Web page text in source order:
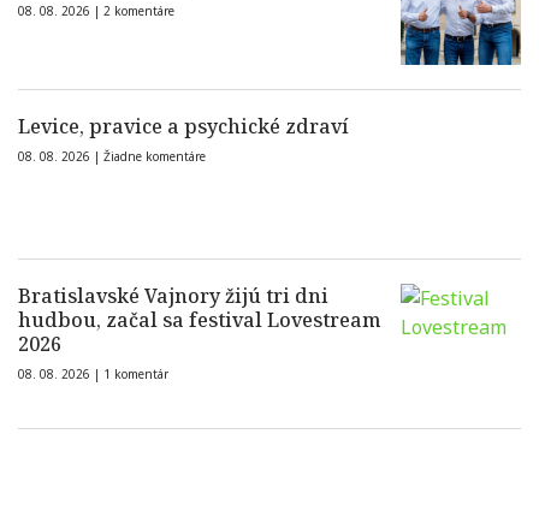
08. 08. 2026 | 2 komentáre
Levice, pravice a psychické zdraví
08. 08. 2026 | Žiadne komentáre
Bratislavské Vajnory žijú tri dni
hudbou, začal sa festival Lovestream
2026
08. 08. 2026 | 1 komentár